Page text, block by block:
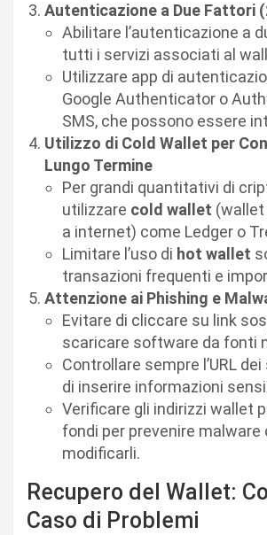
Autenticazione a Due Fattori
Abilitare l’autenticazione a
tutti i servizi associati al
Utilizzare app di
Google Authenticator o
SMS, che possono essere
Utilizzo di Cold Wallet per
Lungo Termine
Per grandi quantitativi di
utilizzare cold wallet
a internet) come Ledger o
Limitare l’uso di hot wallet
transazioni frequenti e
Attenzione ai Phishing e
Evitare di cliccare su link
scaricare software da fonti
Controllare sempre l’URL
di inserire informazioni
Verificare gli indirizzi wallet
fondi per prevenire malware
modificarli.
Recupero del Wallet:
Caso di Problemi